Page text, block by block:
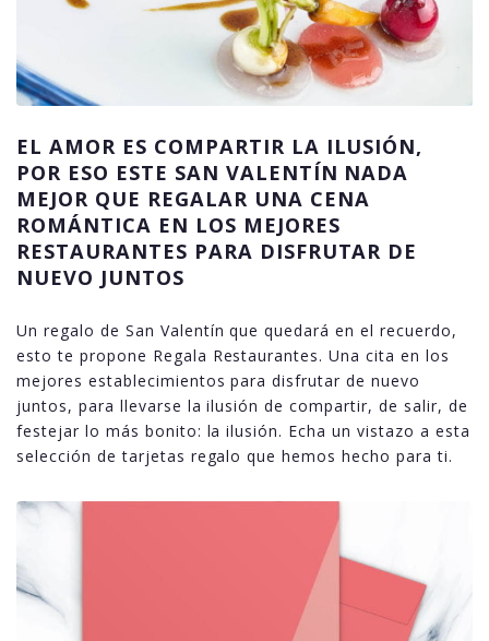
EL AMOR ES COMPARTIR LA ILUSIÓN,
POR ESO ESTE SAN VALENTÍN NADA
MEJOR QUE REGALAR UNA CENA
ROMÁNTICA EN LOS MEJORES
RESTAURANTES PARA DISFRUTAR DE
NUEVO JUNTOS
Un regalo de San Valentín que quedará en el recuerdo,
esto te propone Regala Restaurantes. Una cita en los
mejores establecimientos para disfrutar de nuevo
juntos, para llevarse la ilusión de compartir, de salir, de
festejar lo más bonito: la ilusión. Echa un vistazo a esta
selección de tarjetas regalo que hemos hecho para ti.